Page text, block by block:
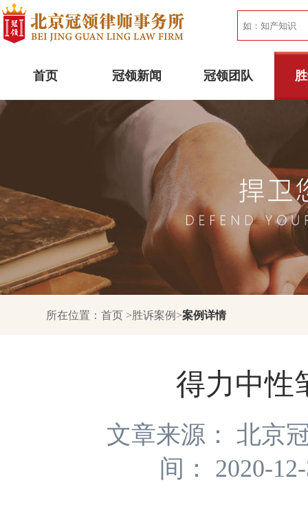
首页 冠领新闻 冠领团队
所在位置： 首页 >胜诉案例 >案例详情
得力中性
文章来源： 北
间： 2020-